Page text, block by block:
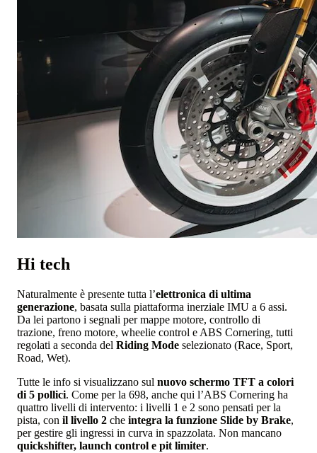
Hi tech
Naturalmente è presente tutta l’elettronica di ultima
generazione, basata sulla piattaforma inerziale IMU a 6 assi.
Da lei partono i segnali per mappe motore, controllo di
trazione, freno motore, wheelie control e ABS Cornering, tutti
regolati a seconda del Riding Mode selezionato (Race, Sport,
Road, Wet).
Tutte le info si visualizzano sul nuovo schermo TFT a colori
di 5 pollici. Come per la 698, anche qui l’ABS Cornering ha
quattro livelli di intervento: i livelli 1 e 2 sono pensati per la
pista, con il livello 2 che integra la funzione Slide by Brake,
per gestire gli ingressi in curva in spazzolata. Non mancano
quickshifter, launch control e pit limiter.